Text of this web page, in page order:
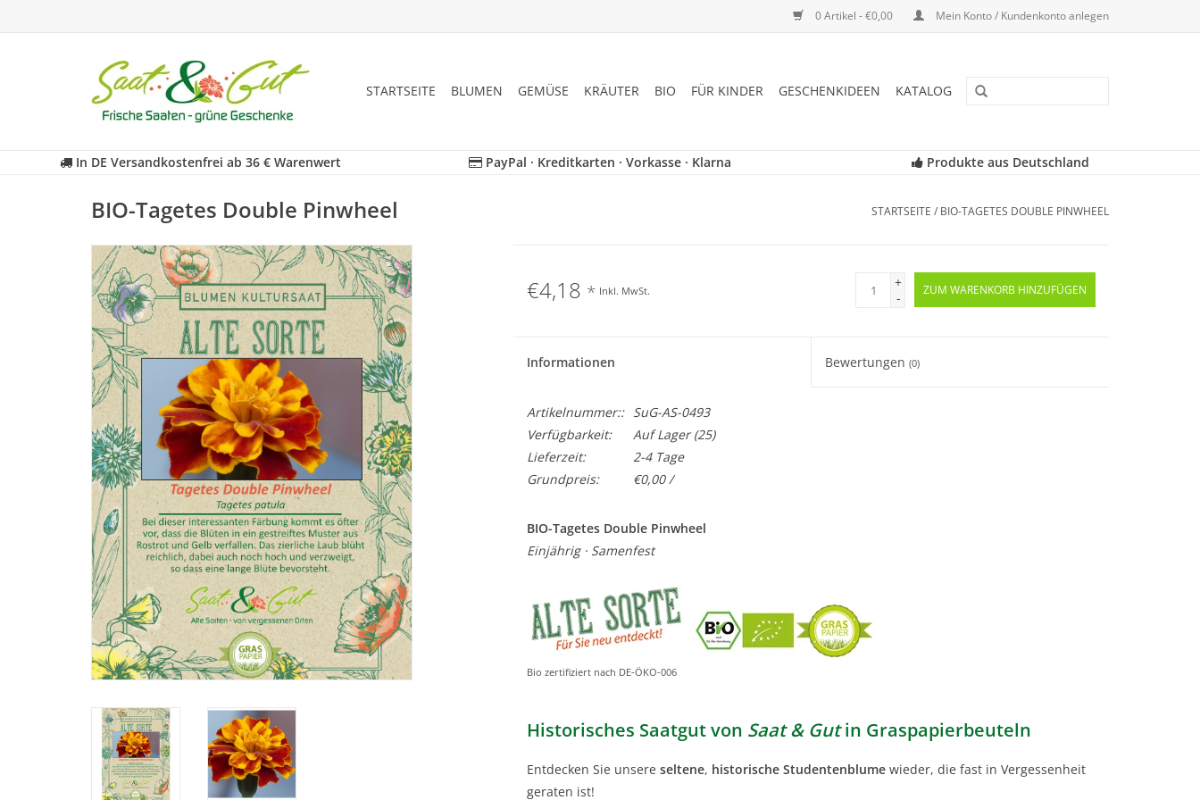
0 Artikel - €0,00 Mein Konto / Kundenkonto anlegen
STARTSEITE BLUMEN GEMÜSE KRÄUTER BIO FÜR KINDER GESCHENKIDEEN KATALOG
In DE Versandkostenfrei ab 36 € Warenwert PayPal · Kreditkarten · Vorkasse · Klarna Produkte aus Deutschland
BIO-Tagetes Double Pinwheel STARTSEITE / BIO-TAGETES DOUBLE PINWHEEL
€4,18 * Inkl. MwSt.
+
-
ZUM WARENKORB HINZUFÜGEN
Informationen Bewertungen(0)
Artikelnummer::
SuG-AS-0493
Verfügbarkeit:
Auf Lager(25)
Lieferzeit:
2-4 Tage
Grundpreis:
€0,00 /
BIO-Tagetes Double Pinwheel
Einjährig · Samenfest
Bio zertifiziert nach DE-ÖKO-006
Historisches Saatgut von Saat & Gutin Graspapierbeuteln
Entdecken Sie unsere seltene, historische Studentenblumewieder, die fast in Vergessenheit
geraten ist!